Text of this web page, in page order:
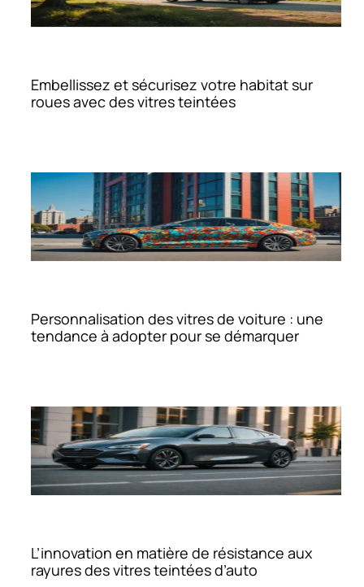
Embellissez et sécurisez votre habitat sur
roues avec des vitres teintées
Personnalisation des vitres de voiture : une
tendance à adopter pour se démarquer
L’innovation en matière de résistance aux
rayures des vitres teintées d’auto